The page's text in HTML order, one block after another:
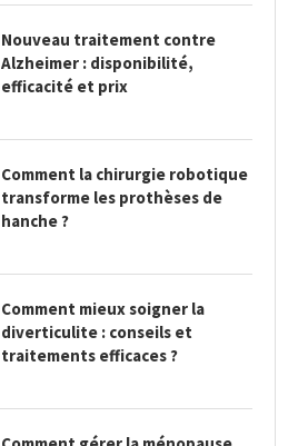
Nouveau traitement contre
Alzheimer : disponibilité,
efficacité et prix
Comment la chirurgie robotique
transforme les prothèses de
hanche ?
Comment mieux soigner la
diverticulite : conseils et
traitements efficaces ?